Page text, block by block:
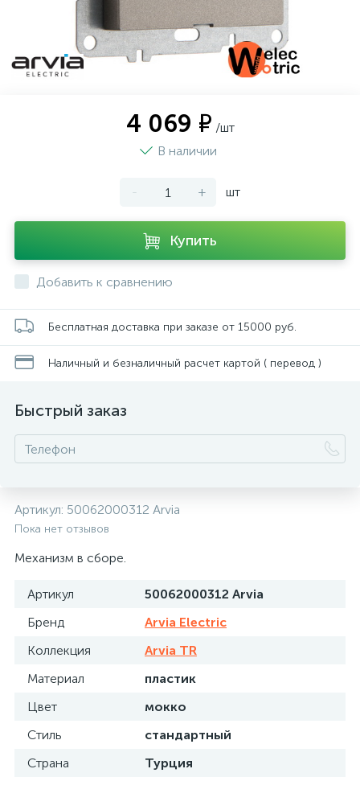
4 069 ₽ /шт
В наличии
- + шт
Купить
Добавить к сравнению
Бесплатная доставка при заказе от 15000 руб.
Наличный и безналичный расчет картой ( перевод )
Быстрый заказ
Артикул: 50062000312 Arvia
Пока нет отзывов
Механизм в сборе.
Артикул
50062000312 Arvia
Бренд
Arvia Electric
Коллекция
Arvia TR
Материал
пластик
Цвет
мокко
Стиль
стандартный
Страна
Турция